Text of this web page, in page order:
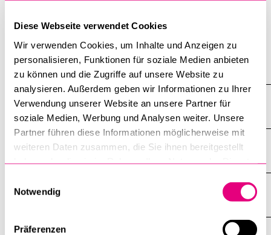
Diese Webseite verwendet Cookies
Wir verwenden Cookies, um Inhalte und Anzeigen zu
personalisieren, Funktionen für soziale Medien anbieten
zu können und die Zugriffe auf unsere Website zu
analysieren. Außerdem geben wir Informationen zu Ihrer
Verwendung unserer Website an unsere Partner für
soziale Medien, Werbung und Analysen weiter. Unsere
Partner führen diese Informationen möglicherweise mit
weiteren Daten zusammen, die Sie ihnen bereitgestellt
Notwendig
Präferenzen
Station: alte und neue Religionen
Route
Alle anzeigen
Sektionen
öffnen
Routenkarte
Wegbeschreibung
Alle Hörbeiträge